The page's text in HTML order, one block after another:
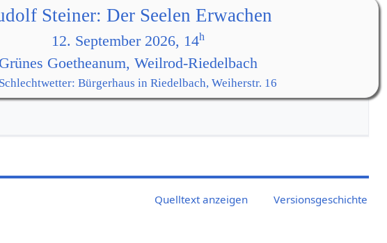
Steiner: Der Seelen Erwachen
12. September 2026, 14h
Grünes Goetheanum, Weilrod-Riedelbach
Bürgerhaus in Riedelbach, Weiherstr. 16
Quelltext anzeigen Versionsgeschichte